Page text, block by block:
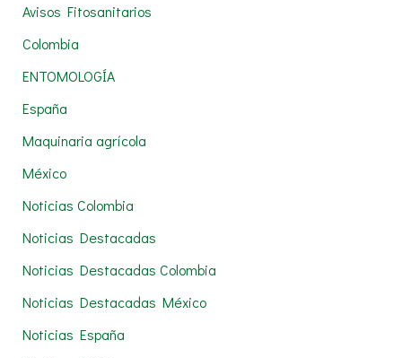
p
o
r
:
Avisos Fitosanitarios
Colombia
ENTOMOLOGÍA
España
Maquinaria agrícola
México
Noticias Colombia
Noticias Destacadas
Noticias Destacadas Colombia
Noticias Destacadas México
Noticias España